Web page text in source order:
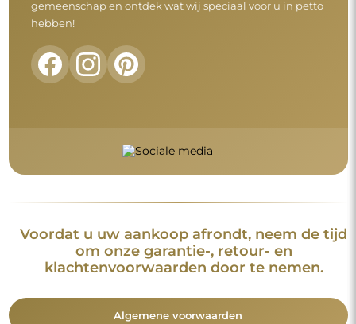
gemeenschap en ontdek wat wij speciaal voor u in petto
hebben!
Voordat u uw aankoop afrondt, neem de tijd
om onze garantie-, retour- en
klachtenvoorwaarden door te nemen.
Algemene voorwaarden